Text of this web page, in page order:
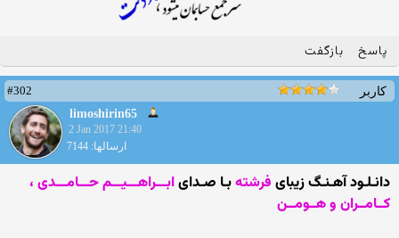
پاسخ بازگفت
کاربر
#302
limoshirin65
2 Jan 2017 21:40
ارسالها: 7144
دانـلـود آهـنـگ زیبای فرشتهبـا صـدایابـــراهـــیـــم حـــامـــدی ،
کــامــران و هــومــن